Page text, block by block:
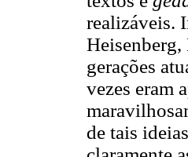
realizáveis.
Heisenberg,
gerações
vezes eram
de tais